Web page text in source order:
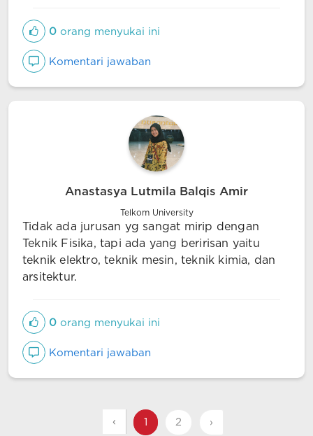
0 orang menyukai ini
Komentari jawaban
Anastasya Lutmila Balqis Amir
Telkom University
Tidak ada jurusan yg sangat mirip dengan
Teknik Fisika, tapi ada yang beririsan yaitu
teknik elektro, teknik mesin, teknik kimia, dan
arsitektur.
0 orang menyukai ini
Komentari jawaban
‹ 1 2 ›